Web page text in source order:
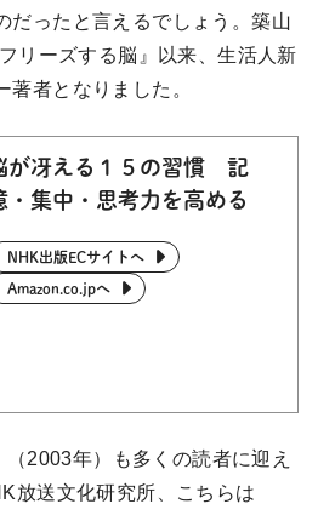
だったと言えるでしょう。築山
リーズする脳』以来、生活人新
者となりました。
が冴える１５の習慣 記
・集中・思考力を高める
NHK出版ECサイトへ
Amazon.co.jpへ
（2003年）も多くの読者に迎え
放送文化研究所、こちらは